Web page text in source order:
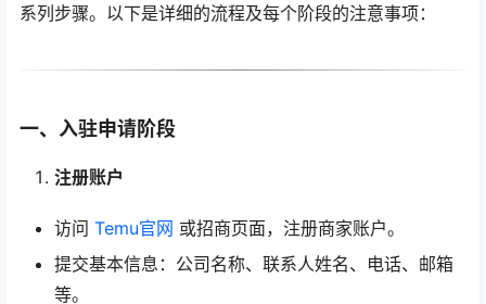
系列步骤。以下是详细的流程及每个阶段的注意事项：
一、入驻申请阶段
注册账户
访问 Temu官网 或招商页面，注册商家账户。
提交基本信息：公司名称、联系人姓名、电话、邮箱
等。